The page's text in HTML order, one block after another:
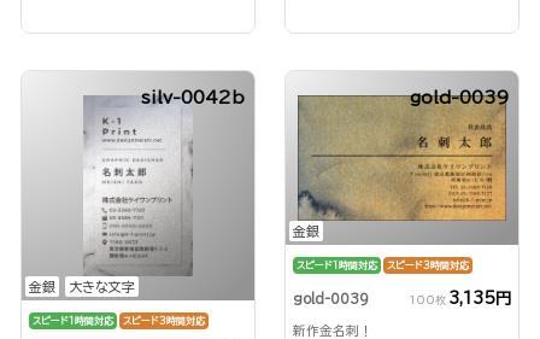
金銀 大きな文字
silv-0042b
スピード1時間対応 スピード3時間対応
金銀
gold-0039
スピード1時間対応 スピード3時間対応
gold-0039 100枚 3,135円
新作金名刺！